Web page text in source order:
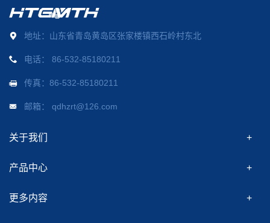
地址：山东省青岛黄岛区张家楼镇西石岭村东北
电话： 86-532-85180211
传真：86-532-85180211
邮箱： qdhzrt@126.com
关于我们
产品中心
更多内容